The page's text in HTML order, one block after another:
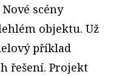
scény
objektu. Už
příklad
řešení. Projekt